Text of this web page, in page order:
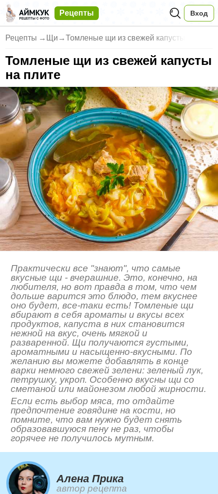
Рецепты Вход
Рецепты → Щи →Томленые щи из свежей капусты
Томленые щи из свежей капусты
на плите
Практически все "знают", что самые
вкусные щи - вчерашние. Это, конечно, на
любителя, но вот правда в том, что чем
дольше варится это блюдо, тем вкуснее
оно будет, все-таки есть! Томленые щи
вбирают в себя ароматы и вкусы всех
продуктов, капуста в них становится
нежной на вкус, очень мягкой и
разваренной. Щи получаются густыми,
ароматными и насыщенно-вкусными. По
желанию вы можете добавлять в конце
варки немного свежей зелени: зеленый лук,
петрушку, укроп. Особенно вкусны щи со
сметаной или майонезом любой жирности.
Если есть выбор мяса, то отдайте
предпочтение говядине на кости, но
помните, что вам нужно будет снять
образовавшуюся пену не раз, чтобы
горячее не получилось мутным.
Алена Прика
автор рецепта